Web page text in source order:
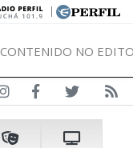
|
CONTENIDO NO